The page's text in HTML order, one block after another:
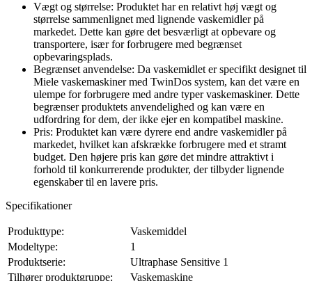
Vægt og størrelse: Produktet har en relativt høj vægt og
størrelse sammenlignet med lignende vaskemidler på
markedet. Dette kan gøre det besværligt at opbevare og
transportere, især for forbrugere med begrænset
opbevaringsplads.
Begrænset anvendelse: Da vaskemidlet er specifikt designet til
Miele vaskemaskiner med TwinDos system, kan det være en
ulempe for forbrugere med andre typer vaskemaskiner. Dette
begrænser produktets anvendelighed og kan være en
udfordring for dem, der ikke ejer en kompatibel maskine.
Pris: Produktet kan være dyrere end andre vaskemidler på
markedet, hvilket kan afskrække forbrugere med et stramt
budget. Den højere pris kan gøre det mindre attraktivt i
forhold til konkurrerende produkter, der tilbyder lignende
egenskaber til en lavere pris.
Specifikationer
Produkttype:
Vaskemiddel
Modeltype:
1
Produktserie:
Ultraphase Sensitive 1
Tilhører produktgruppe:
Vaskemaskine